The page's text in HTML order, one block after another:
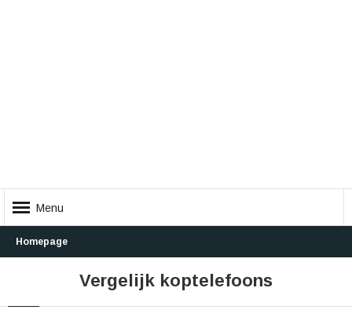
Menu
Homepage
Vergelijk koptelefoons